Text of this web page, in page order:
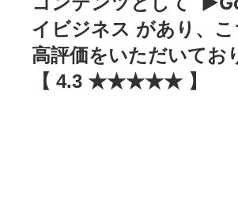
イビジネス があり、
高評価をいただいてお
【 4.3 ★★★★★ 】